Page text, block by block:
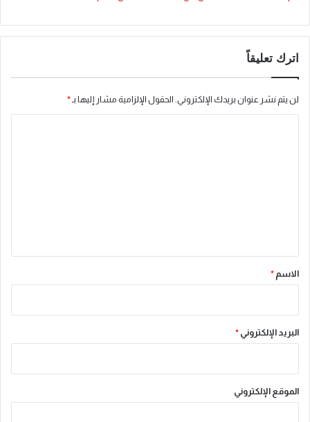
اترك تعليقاً
لن يتم نشر عنوان بريدك الإلكتروني. الحقول الإلزامية مشار إليها بـ*
*
الاسم *
البريد الإلكتروني *
الموقع الإلكتروني